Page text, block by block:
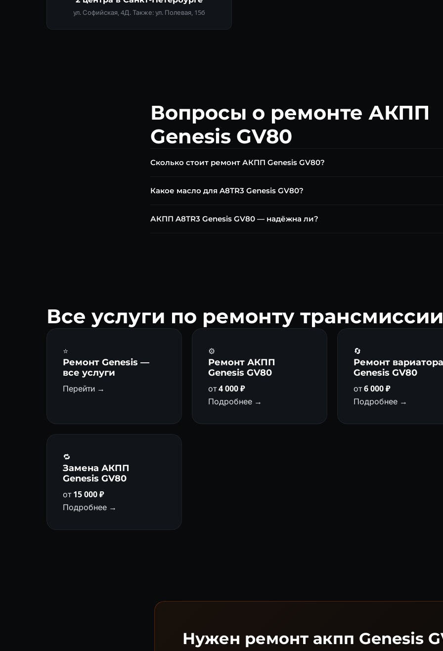
ул. Софийская, 4Д. Также: ул. Полевая, 15б
Вопросы о ремонте АКПП
Genesis GV80
Сколько стоит ремонт АКПП Genesis GV80?
ремонт от 35 000 ₽. Адаптация — от 3 000 ₽.
Какое масло для A8TR3 Genesis GV80?
АКПП A8TR3 Genesis GV80 — надёжна ли?
Все услуги по ремонту
⭐
Ремонт Genesis —
все услуги
Перейти →
⚙️
Ремонт АКПП
Genesis GV80
от4 000 ₽
Подробнее →
🔄
Ремонт вариатора
Genesis GV80
от6 000 ₽
Подробнее →
🔁
Замена АКПП
Genesis GV80
от15 000 ₽
Подробнее →
Нужен ремонт акпп Genesis